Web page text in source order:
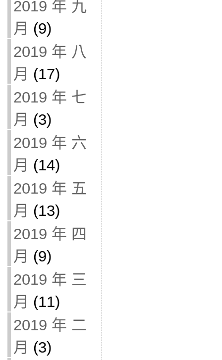
2019 年 九
月 (9)
2019 年 八
月 (17)
2019 年 七
月 (3)
2019 年 六
月 (14)
2019 年 五
月 (13)
2019 年 四
月 (9)
2019 年 三
月 (11)
2019 年 二
月 (3)